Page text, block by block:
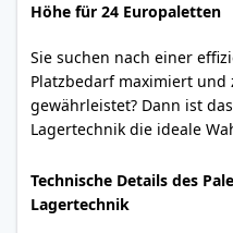
Höhe für 24 Europaletten
Sie suchen nach einer
Platzbedarf maximiert und
gewährleistet? Dann ist das
Lagertechnik die ideale
Technische Details des
Lagertechnik